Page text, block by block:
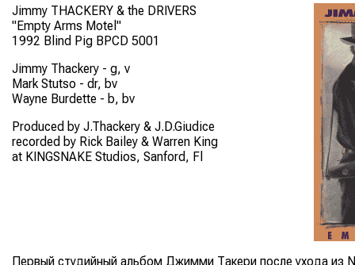
Jimmy THACKERY & the DRIVERS
"Empty Arms Motel"
1992 Blind Pig BPCD 5001
Jimmy Thackery - g, v
Mark Stutso - dr, bv
Wayne Burdette - b, bv
Produced by J.Thackery & J.D.Giudice
recorded by Rick Bailey & Warren King
at KINGSNAKE Studios, Sanford, Fl
Первый студийный альбом Джимми Такери после ухода из